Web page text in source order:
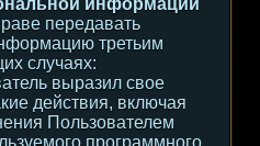
информации
передавать
третьим
случаях:
выразил свое
действия, включая
Пользователем
программного